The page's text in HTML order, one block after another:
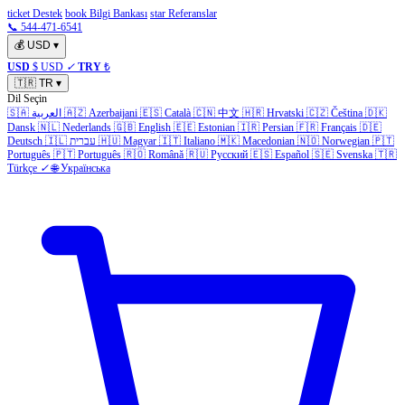
ticket Destek book Bilgi Bankası star Referanslar
📞 544-471-6541
💰 USD ▾
USD $ USD ✓ TRY ₺
🇹🇷 TR ▾
Dil Seçin
🇸🇦 العربية 🇦🇿 Azerbaijani 🇪🇸 Català 🇨🇳 中文 🇭🇷 Hrvatski 🇨🇿 Čeština 🇩🇰
Dansk 🇳🇱 Nederlands 🇬🇧 English 🇪🇪 Estonian 🇮🇷 Persian 🇫🇷 Français 🇩🇪
Deutsch 🇮🇱 עברית 🇭🇺 Magyar 🇮🇹 Italiano 🇲🇰 Macedonian 🇳🇴 Norwegian 🇵🇹
Português 🇵🇹 Português 🇷🇴 Română 🇷🇺 Русский 🇪🇸 Español 🇸🇪 Svenska 🇹🇷
Türkçe ✓ 🌐 Українська